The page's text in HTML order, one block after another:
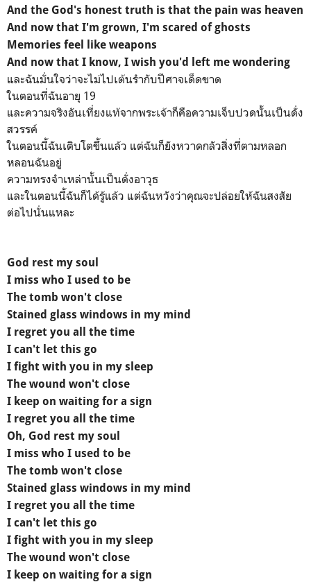
And the God's honest truth is that the pain was heaven
And now that I'm grown, I'm scared of ghosts
Memories feel like weapons
And now that I know, I wish you'd left me wondering
และฉันมั่นใจว่าจะไม่ไปเต้นรำกับปีศาจเด็ดขาด
ในตอนที่ฉันอายุ 19
และความจริงอันเที่ยงแท้จากพระเจ้าก็คือความเจ็บปวดนั้นเป็นดั่ง
สวรรค์
ในตอนนี้ฉันเติบโตขึ้นแล้ว แต่ฉันก็ยังหวาดกลัวสิ่งที่ตามหลอก
หลอนฉันอยู่
ความทรงจำเหล่านั้นเป็นดั่งอาวุธ
และในตอนนี้ฉันก็ได้รู้แล้ว แต่ฉันหวังว่าคุณจะปล่อยให้ฉันสงสัย
ต่อไปนั่นแหละ
God rest my soul
I miss who I used to be
The tomb won't close
Stained glass windows in my mind
I regret you all the time
I can't let this go
I fight with you in my sleep
The wound won't close
I keep on waiting for a sign
I regret you all the time
Oh, God rest my soul
I miss who I used to be
The tomb won't close
Stained glass windows in my mind
I regret you all the time
I can't let this go
I fight with you in my sleep
The wound won't close
I keep on waiting for a sign